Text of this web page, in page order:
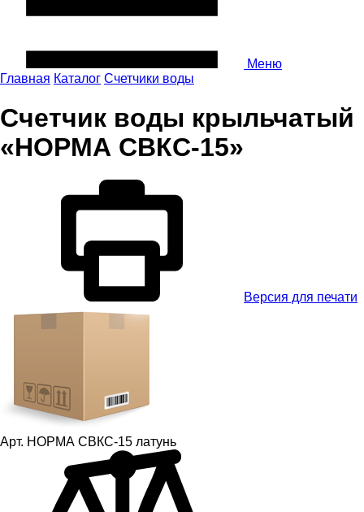
Меню
Главная Каталог Счетчики воды
Счетчик воды крыльчатый
«НОРМА СВКС-15»
Версия для печати
Арт. НОРМА СВКС-15 латунь